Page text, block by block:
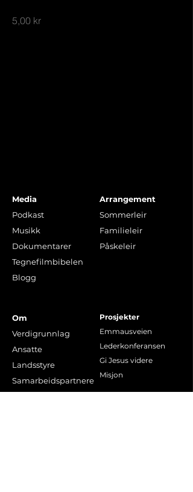
Price
5,00 kr
Media
Podkast
Musikk
Dokumentarer
Tegnefilmbibelen
Blogg
Arrangement
Sommerleir
Familieleir
Påskeleir
Om
Verdigrunnlag
Ansatte
Landsstyre
Samarbeidspartnere
Prosjekter
Emmausveien
Lederkonferansen
Gi Jesus videre
Misjon